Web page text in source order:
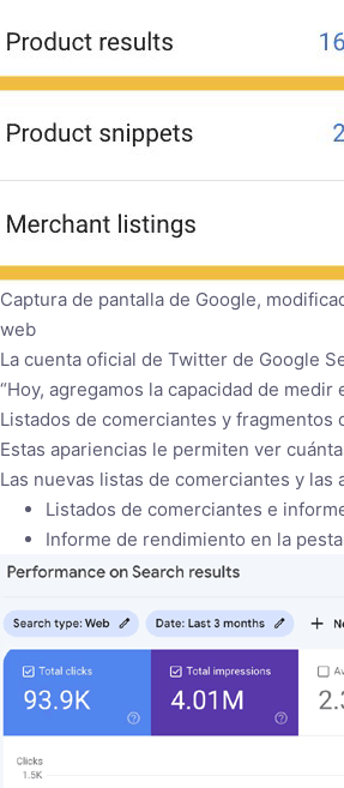
Captura de pantalla de Google,
web
La cuenta oficial de Twitter de Google
“Hoy, agregamos la capacidad de
Listados de comerciantes y fragmentos
Estas apariencias le permiten ver
Las nuevas listas de comerciantes y
Listados de comerciantes e
Informe de rendimiento en la